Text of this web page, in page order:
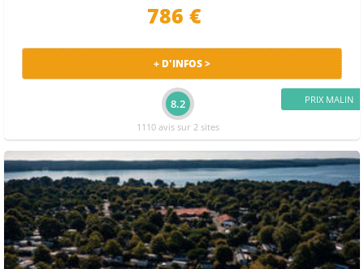
786 €
PRIX MALIN
+ D'INFOS >
8.2
1110 avis sur 2 sites